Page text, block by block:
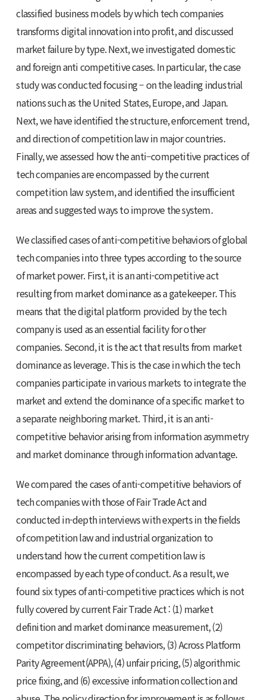
classified business models by which tech companies
transforms digital innovation into profit, and discussed
market failure by type. Next, we investigated domestic
and foreign anti competitive cases. In particular, the case
study was conducted focusing – on the leading industrial
nations such as the United States, Europe, and Japan.
Next, we have identified the structure, enforcement trend,
and direction of competition law in major countries.
Finally, we assessed how the anti–competitive practices of
tech companies are encompassed by the current
competition law system, and identified the insufficient
areas and suggested ways to improve the system.
We classified cases of anti-competitive behaviors of global
tech companies into three types according to the source
of market power. First, it is an anti-competitive act
resulting from market dominance as a gatekeeper. This
means that the digital platform provided by the tech
company is used as an essential facility for other
companies. Second, it is the act that results from market
dominance as leverage. This is the case in which the tech
companies participate in various markets to integrate the
market and extend the dominance of a specific market to
a separate neighboring market. Third, it is an anti-
competitive behavior arising from information asymmetry
and market dominance through information advantage.
We compared the cases of anti-competitive behaviors of
tech companies with those of Fair Trade Act and
conducted in-depth interviews with experts in the fields
of competition law and industrial organization to
understand how the current competition law is
encompassed by each type of conduct. As a result, we
found six types of anti-competitive practices which is not
fully covered by current Fair Trade Act : (1) market
definition and market dominance measurement, (2)
competitor discriminating behaviors, (3) Across Platform
Parity Agreement(APPA), (4) unfair pricing, (5) algorithmic
price fixing, and (6) excessive information collection and